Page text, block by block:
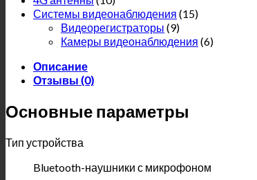
Системы видеонаблюдения (15)
Видеорегистраторы (9)
Камеры видеонаблюдения (6)
Описание
Отзывы (0)
Основные параметры
Тип устройства
Bluetooth-наушники с микрофоном